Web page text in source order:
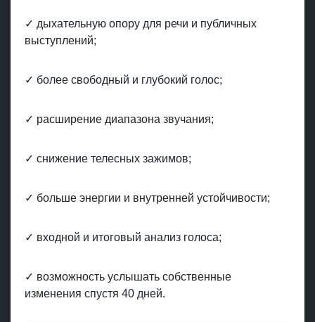
✓ дыхательную опору для речи и публичных
выступлений;
✓ более свободный и глубокий голос;
✓ расширение диапазона звучания;
✓ снижение телесных зажимов;
✓ больше энергии и внутренней устойчивости;
✓ входной и итоговый анализ голоса;
✓ возможность услышать собственные
изменения спустя 40 дней.